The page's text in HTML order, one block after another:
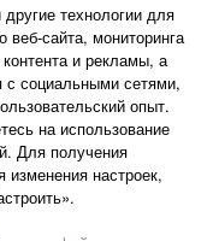
технологии для
сайта, мониторинга
и рекламы, а
с социальными сетями,
опыт.
на использование
Для получения
настроек,
использования
файлов куки